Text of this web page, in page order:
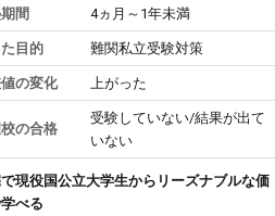
間 4ヵ月～1年未満
目的 難関私立受験対策
の変化 上がった
の合格
受験していない/結果が出て
いない
現役国公立大学生からリーズナブルな価
べる